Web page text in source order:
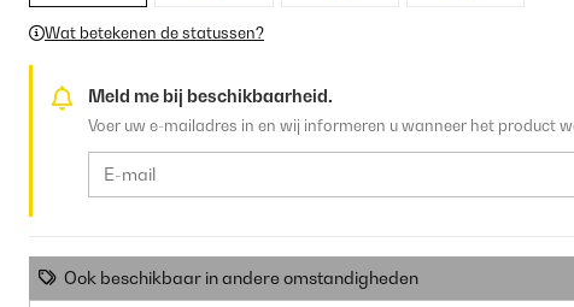
Wat betekenen de statussen?
Meld me bij beschikbaarheid.
Voer uw e-mailadres in en wij informeren u wanneer het product
Ook beschikbaar in andere omstandigheden